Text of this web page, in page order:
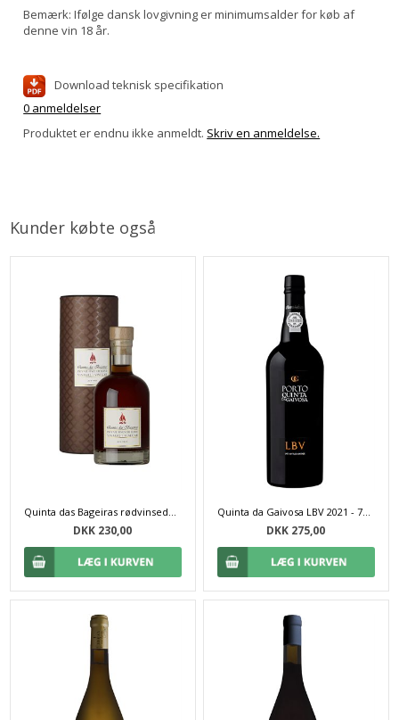
Bemærk: Ifølge dansk lovgivning er minimumsalder for køb af
denne vin 18 år.
Download teknisk specifikation
0 anmeldelser
Produktet er endnu ikke anmeldt. Skriv en anmeldelse.
Kunder købte også
DKK 230,00 DKK 275,00